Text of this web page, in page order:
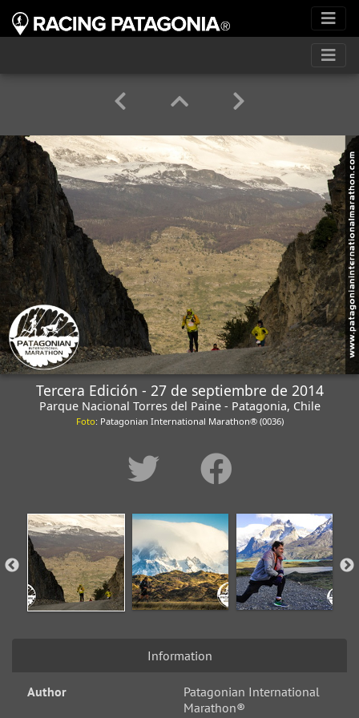
Tercera Edición - 27 de septiembre de 2014
Parque Nacional Torres del Paine - Patagonia, Chile
Foto: Patagonian International Marathon® (0036)
Information
Author
Patagonian International
Marathon®